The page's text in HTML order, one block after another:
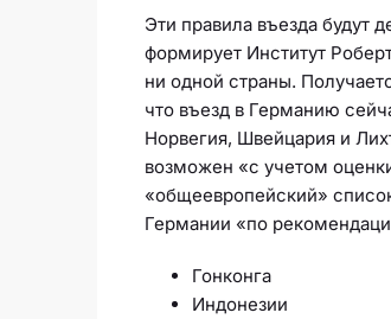
Эти правила въезда будут
формирует Институт
ни одной страны.
что въезд в Германию
Норвегия, Швейцария и
возможен «с учетом
«общеевропейский»
Германии «по
Гонконга
Индонезии